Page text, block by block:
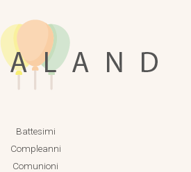
Battesimi
Compleanni
Comunioni